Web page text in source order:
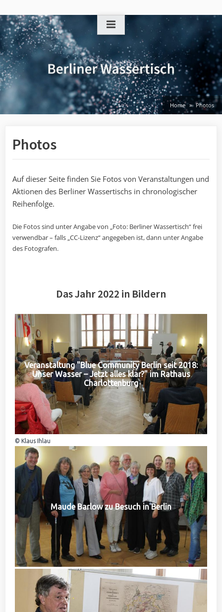
to
content
Home Photos
Photos
Auf dieser Seite finden Sie Fotos von Veranstaltungen und
Aktionen des Berliner Wassertischs in chronologischer
Reihenfolge.
Die Fotos sind unter Angabe von „Foto: Berliner Wassertisch“ frei
verwendbar – falls „CC-Lizenz“ angegeben ist, dann unter Angabe
des Fotografen.
Das Jahr 2022 in Bildern
Veranstaltung "Blue Community Berlin seit 2018:
Unser Wasser – Jetzt alles klar?" im Rathaus
Charlottenburg
© Klaus Ihlau
Maude Barlow zu Besuch in Berlin